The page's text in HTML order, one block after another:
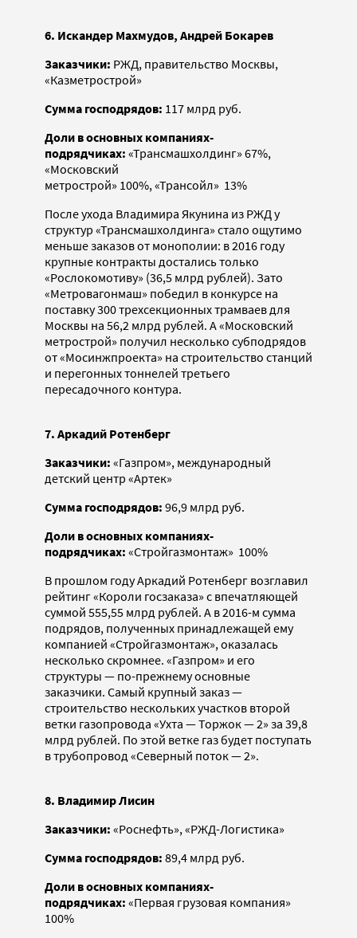
6. Искандер Махмудов, Андрей Бокарев
Заказчики: РЖД, правительство Москвы,
«Казметрострой»
Сумма господрядов: 117 млрд руб.
Доли в основных компаниях-
подрядчиках: «Трансмашхолдинг» 67%,
«Московский
метрострой» 100%, «Трансойл» 13%
После ухода Владимира Якунина из РЖД у
структур «Трансмашхолдинга» стало ощутимо
меньше заказов от монополии: в 2016 году
крупные контракты достались только
«Рослокомотиву» (36,5 млрд рублей). Зато
«Метровагонмаш» победил в конкурсе на
поставку 300 трехсекционных трамваев для
Москвы на 56,2 млрд рублей. А «Московский
метрострой» получил несколько субподрядов
от «Мосинжпроекта» на строительство станций
и перегонных тоннелей третьего
пересадочного контура.
7. Аркадий Ротенберг
Заказчики: «Газпром», международный
детский центр «Артек»
Сумма господрядов: 96,9 млрд руб.
Доли в основных компаниях-
подрядчиках: «Стройгазмонтаж» 100%
В прошлом году Аркадий Ротенберг возглавил
рейтинг «Короли госзаказа» с впечатляющей
суммой 555,55 млрд рублей. А в 2016-м сумма
подрядов, полученных принадлежащей ему
компанией «Стройгазмонтаж», оказалась
несколько скромнее. «Газпром» и его
структуры — по-прежнему основные
заказчики. Самый крупный заказ —
строительство нескольких участков второй
ветки газопровода «Ухта — Торжок — 2» за 39,8
млрд рублей. По этой ветке газ будет поступать
в трубопровод «Северный поток — 2».
8. Владимир Лисин
Заказчики: «Роснефть», «РЖД-Логистика»
Сумма господрядов: 89,4 млрд руб.
Доли в основных компаниях-
подрядчиках: «Первая грузовая компания»
100%